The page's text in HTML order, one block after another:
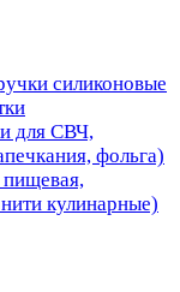
силиконовые
для СВЧ,
фольга)
пищевая,
кулинарные)